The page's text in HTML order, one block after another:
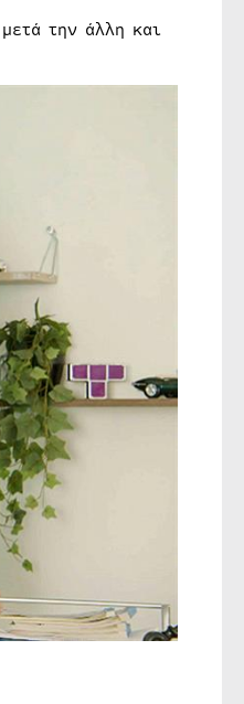
την άλλη και